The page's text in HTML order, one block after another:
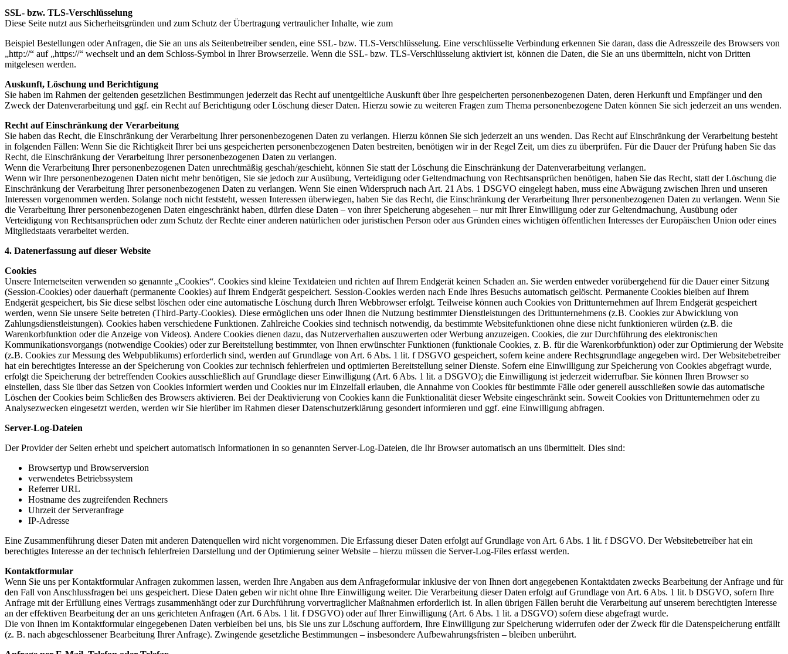
SSL- bzw. TLS-Verschlüsselung
Diese Seite nutzt aus Sicherheitsgründen und zum Schutz der Übertragung vertraulicher Inhalte, wie zum
Beispiel Bestellungen oder Anfragen, die Sie an uns als Seitenbetreiber senden, eine SSL- bzw. TLS-Verschlüsselung. Eine verschlüsselte Verbindung erkennen Sie daran, dass die Adresszeile des Browsers von
„http://“ auf „https://“ wechselt und an dem Schloss-Symbol in Ihrer Browserzeile. Wenn die SSL- bzw. TLS-Verschlüsselung aktiviert ist, können die Daten, die Sie an uns übermitteln, nicht von Dritten
mitgelesen werden.
Auskunft, Löschung und Berichtigung
Sie haben im Rahmen der geltenden gesetzlichen Bestimmungen jederzeit das Recht auf unentgeltliche Auskunft über Ihre gespeicherten personenbezogenen Daten, deren Herkunft und Empfänger und den
Zweck der Datenverarbeitung und ggf. ein Recht auf Berichtigung oder Löschung dieser Daten. Hierzu sowie zu weiteren Fragen zum Thema personenbezogene Daten können Sie sich jederzeit an uns wenden.
Recht auf Einschränkung der Verarbeitung
Sie haben das Recht, die Einschränkung der Verarbeitung Ihrer personenbezogenen Daten zu verlangen. Hierzu können Sie sich jederzeit an uns wenden. Das Recht auf Einschränkung der Verarbeitung besteht
in folgenden Fällen: Wenn Sie die Richtigkeit Ihrer bei uns gespeicherten personenbezogenen Daten bestreiten, benötigen wir in der Regel Zeit, um dies zu überprüfen. Für die Dauer der Prüfung haben Sie das
Recht, die Einschränkung der Verarbeitung Ihrer personenbezogenen Daten zu verlangen.
Wenn die Verarbeitung Ihrer personenbezogenen Daten unrechtmäßig geschah/geschieht, können Sie statt der Löschung die Einschränkung der Datenverarbeitung verlangen.
Wenn wir Ihre personenbezogenen Daten nicht mehr benötigen, Sie sie jedoch zur Ausübung, Verteidigung oder Geltendmachung von Rechtsansprüchen benötigen, haben Sie das Recht, statt der Löschung die
Einschränkung der Verarbeitung Ihrer personenbezogenen Daten zu verlangen. Wenn Sie einen Widerspruch nach Art. 21 Abs. 1 DSGVO eingelegt haben, muss eine Abwägung zwischen Ihren und unseren
Interessen vorgenommen werden. Solange noch nicht feststeht, wessen Interessen überwiegen, haben Sie das Recht, die Einschränkung der Verarbeitung Ihrer personenbezogenen Daten zu verlangen. Wenn Sie
die Verarbeitung Ihrer personenbezogenen Daten eingeschränkt haben, dürfen diese Daten – von ihrer Speicherung abgesehen – nur mit Ihrer Einwilligung oder zur Geltendmachung, Ausübung oder
Verteidigung von Rechtsansprüchen oder zum Schutz der Rechte einer anderen natürlichen oder juristischen Person oder aus Gründen eines wichtigen öffentlichen Interesses der Europäischen Union oder eines
Mitgliedstaats verarbeitet werden.
4. Datenerfassung auf dieser Website
Cookies
Unsere Internetseiten verwenden so genannte „Cookies“. Cookies sind kleine Textdateien und richten auf Ihrem Endgerät keinen Schaden an. Sie werden entweder vorübergehend für die Dauer einer Sitzung
(Session-Cookies) oder dauerhaft (permanente Cookies) auf Ihrem Endgerät gespeichert. Session-Cookies werden nach Ende Ihres Besuchs automatisch gelöscht. Permanente Cookies bleiben auf Ihrem
Endgerät gespeichert, bis Sie diese selbst löschen oder eine automatische Löschung durch Ihren Webbrowser erfolgt. Teilweise können auch Cookies von Drittunternehmen auf Ihrem Endgerät gespeichert
werden, wenn Sie unsere Seite betreten (Third-Party-Cookies). Diese ermöglichen uns oder Ihnen die Nutzung bestimmter Dienstleistungen des Drittunternehmens (z.B. Cookies zur Abwicklung von
Zahlungsdienstleistungen). Cookies haben verschiedene Funktionen. Zahlreiche Cookies sind technisch notwendig, da bestimmte Websitefunktionen ohne diese nicht funktionieren würden (z.B. die
Warenkorbfunktion oder die Anzeige von Videos). Andere Cookies dienen dazu, das Nutzerverhalten auszuwerten oder Werbung anzuzeigen. Cookies, die zur Durchführung des elektronischen
Kommunikationsvorgangs (notwendige Cookies) oder zur Bereitstellung bestimmter, von Ihnen erwünschter Funktionen (funktionale Cookies, z. B. für die Warenkorbfunktion) oder zur Optimierung der Website
(z.B. Cookies zur Messung des Webpublikums) erforderlich sind, werden auf Grundlage von Art. 6 Abs. 1 lit. f DSGVO gespeichert, sofern keine andere Rechtsgrundlage angegeben wird. Der Websitebetreiber
hat ein berechtigtes Interesse an der Speicherung von Cookies zur technisch fehlerfreien und optimierten Bereitstellung seiner Dienste. Sofern eine Einwilligung zur Speicherung von Cookies abgefragt wurde,
erfolgt die Speicherung der betreffenden Cookies ausschließlich auf Grundlage dieser Einwilligung (Art. 6 Abs. 1 lit. a DSGVO); die Einwilligung ist jederzeit widerrufbar. Sie können Ihren Browser so
einstellen, dass Sie über das Setzen von Cookies informiert werden und Cookies nur im Einzelfall erlauben, die Annahme von Cookies für bestimmte Fälle oder generell ausschließen sowie das automatische
Löschen der Cookies beim Schließen des Browsers aktivieren. Bei der Deaktivierung von Cookies kann die Funktionalität dieser Website eingeschränkt sein. Soweit Cookies von Drittunternehmen oder zu
Analysezwecken eingesetzt werden, werden wir Sie hierüber im Rahmen dieser Datenschutzerklärung gesondert informieren und ggf. eine Einwilligung abfragen.
Server-Log-Dateien
Der Provider der Seiten erhebt und speichert automatisch Informationen in so genannten Server-Log-Dateien, die Ihr Browser automatisch an uns übermittelt. Dies sind:
Browsertyp und Browserversion
verwendetes Betriebssystem
Referrer URL
Hostname des zugreifenden Rechners
Uhrzeit der Serveranfrage
IP-Adresse
Eine Zusammenführung dieser Daten mit anderen Datenquellen wird nicht vorgenommen. Die Erfassung dieser Daten erfolgt auf Grundlage von Art. 6 Abs. 1 lit. f DSGVO. Der Websitebetreiber hat ein
berechtigtes Interesse an der technisch fehlerfreien Darstellung und der Optimierung seiner Website – hierzu müssen die Server-Log-Files erfasst werden.
Kontaktformular
Wenn Sie uns per Kontaktformular Anfragen zukommen lassen, werden Ihre Angaben aus dem Anfrageformular inklusive der von Ihnen dort angegebenen Kontaktdaten zwecks Bearbeitung der Anfrage und für
den Fall von Anschlussfragen bei uns gespeichert. Diese Daten geben wir nicht ohne Ihre Einwilligung weiter. Die Verarbeitung dieser Daten erfolgt auf Grundlage von Art. 6 Abs. 1 lit. b DSGVO, sofern Ihre
Anfrage mit der Erfüllung eines Vertrags zusammenhängt oder zur Durchführung vorvertraglicher Maßnahmen erforderlich ist. In allen übrigen Fällen beruht die Verarbeitung auf unserem berechtigten Interesse
an der effektiven Bearbeitung der an uns gerichteten Anfragen (Art. 6 Abs. 1 lit. f DSGVO) oder auf Ihrer Einwilligung (Art. 6 Abs. 1 lit. a DSGVO) sofern diese abgefragt wurde.
Die von Ihnen im Kontaktformular eingegebenen Daten verbleiben bei uns, bis Sie uns zur Löschung auffordern, Ihre Einwilligung zur Speicherung widerrufen oder der Zweck für die Datenspeicherung entfällt
(z. B. nach abgeschlossener Bearbeitung Ihrer Anfrage). Zwingende gesetzliche Bestimmungen – insbesondere Aufbewahrungsfristen – bleiben unberührt.